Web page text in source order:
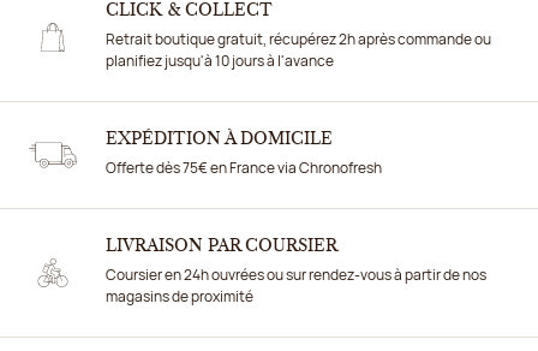
CLICK & COLLECT
Retrait boutique gratuit, récupérez 2h après commande ou
planifiez jusqu'à 10 jours à l'avance
EXPÉDITION À DOMICILE
Offerte dès 75€ en France via Chronofresh
LIVRAISON PAR COURSIER
Coursier en 24h ouvrées ou sur rendez-vous à partir de nos
magasins de proximité